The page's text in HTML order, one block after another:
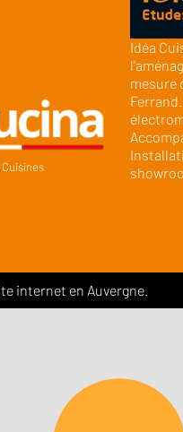
Idéa
mesure
internet en Auvergne.